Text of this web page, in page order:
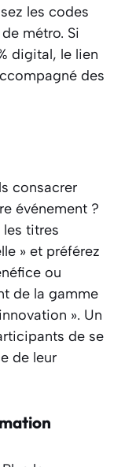
les codes
métro. Si
digital, le lien
des
consacrer
événement ?
les titres
» et préférez
ou
de la gamme
». Un
de se
de leur